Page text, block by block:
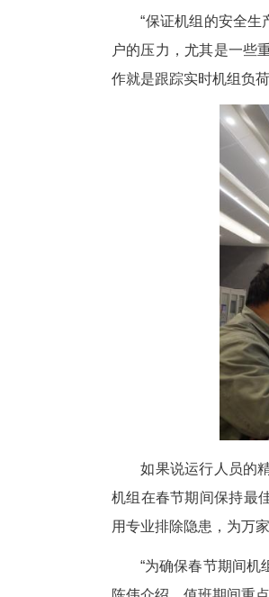
国能长源荆州
企业。新春期
值班员的心弦
“保证机组的
户的压力，尤
作就是跟踪实